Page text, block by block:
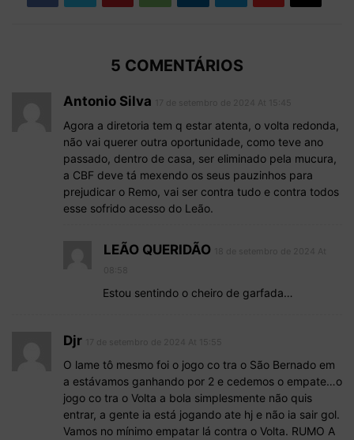
5 COMENTÁRIOS
Antonio Silva
Agora a diretoria tem q estar atenta, o volta redonda,
não vai querer outra oportunidade, como teve ano
passado, dentro de casa, ser eliminado pela mucura,
a CBF deve tá mexendo os seus pauzinhos para
prejudicar o Remo, vai ser contra tudo e contra todos
esse sofrido acesso do Leão.
LEÃO QUERIDÃO
Estou sentindo o cheiro de garfada…
Djr
O lame tô mesmo foi o jogo co tra o São Bernado em
a estávamos ganhando por 2 e cedemos o empate…o
jogo co tra o Volta a bola simplesmente não quis
entrar, a gente ia está jogando ate hj e não ia sair gol.
Vamos no mínimo empatar lá contra o Volta. RUMO A